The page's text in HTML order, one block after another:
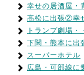
幸せの居酒屋・
高松に出張②幸
トランプ劇場・
下関・熊本に出
スーパーホテル
広島・可部線に